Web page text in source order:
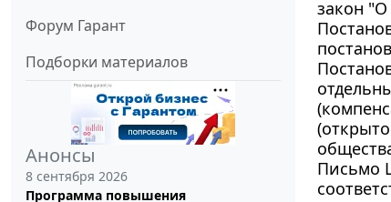
Форум Гарант
Подборки материалов
Анонсы
8 сентября 2026
Программа повышения
закон
Письмо